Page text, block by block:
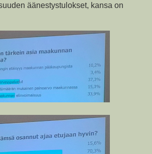
äänestystulokset, kansa on